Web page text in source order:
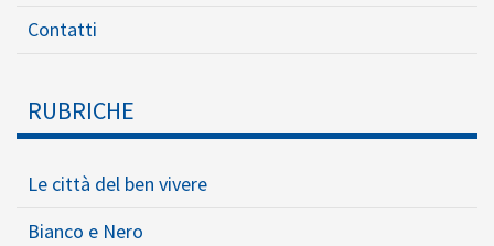
Contatti
RUBRICHE
Le città del ben vivere
Bianco e Nero